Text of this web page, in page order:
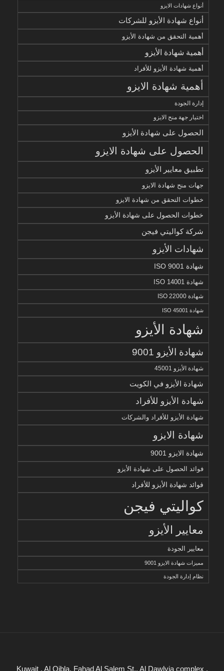
أنواع شهادات الايزو
أنواع شهادة الأيزو للشركات
أهمية التحقق من شهادة الأيزو
أهمية شهادة الأيزو
أهمية شهادة الأيزو للأفراد
أهمية شهادة الايزو
إدارة الجودة
اختيار جهة منح الايزو
الحصول على شهادة الأيزو
الحصول على شهادة الايزو
تطبيق معايير الأيزو
جهات منح شهادة الايزو
خطوات التحقق من شهادة الايزو
خطوات الحصول على شهادة الأيزو
شركة كواليتي فيجن
شهادات الأيزو
شهادة ISO 9001
شهادة ISO 14001
شهادة ISO 22000
شهادة ISO 45001
شهادة الأيزو
شهادة الأيزو 9001
شهادة الأيزو 45001
شهادة الأيزو في الكويت
شهادة الأيزو للأفراد
شهادة الأيزو للأفراد والشركات
شهادة الايزو
شهادة الايزو 9001
فوائد الحصول على شهادة الأيزو
فوائد شهادة الأيزو للأفراد
كواليتي فيجن
معايير الأيزو
معايير الجودة
مميزات شهادة الايزو 9001
نظام إدارة الجودة
Kuwait , Al Qibla, Fahad Al Salem St., Al Dawlyia complex ,